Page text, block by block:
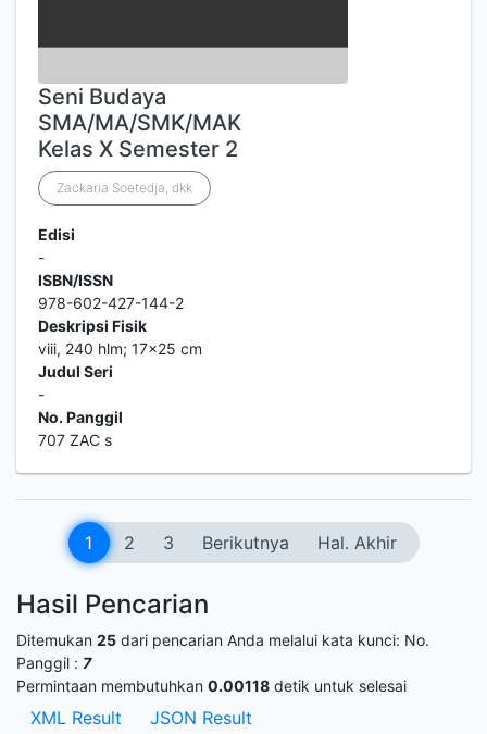
Seni Budaya
SMA/MA/SMK/MAK
Kelas X Semester 2
Zackaria Soetedja, dkk
Edisi
-
ISBN/ISSN
978-602-427-144-2
Deskripsi Fisik
viii, 240 hlm; 17x25 cm
Judul Seri
-
No. Panggil
707 ZAC s
1 2 3 Berikutnya Hal. Akhir
Hasil Pencarian
Ditemukan 25 dari pencarian Anda melalui kata kunci: No.
Panggil : 7
Permintaan membutuhkan 0.00118 detik untuk selesai
XML Result JSON Result